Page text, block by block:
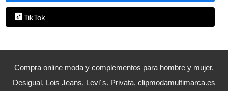
TikTok
Compra online moda y complementos para hombre y mujer.
Desigual, Lois Jeans, Levi´s. Privata, clipmodamultimarca.es